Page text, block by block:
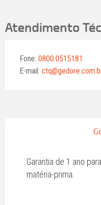
Atendimento
Fone: 0800.0515181
E-mail:
Garantia de 1 ano
matéria-prima.